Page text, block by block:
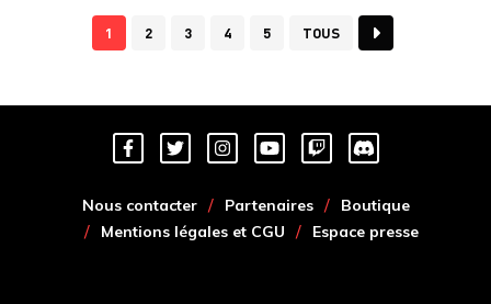
1 2 3 4 5 TOUS
Nous contacter Partenaires
Boutique
Mentions légales et CGU
Espace presse